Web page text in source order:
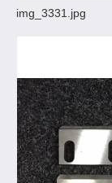
img_3331.jpg